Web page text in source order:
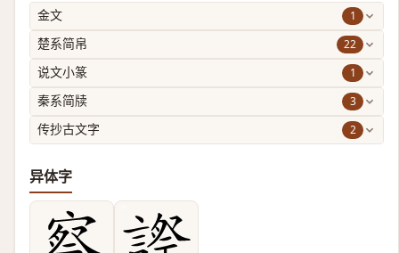
金文 1
楚系简帛 22
说文小篆 1
秦系简牍 3
传抄古文字 2
异体字